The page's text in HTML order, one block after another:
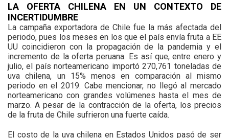
LA OFERTA CHILENA EN UN CONTEXTO DE
INCERTIDUMBRE
La campaña exportadora de Chile fue la más afectada del
periodo, pues los meses en los que el país envía fruta a EE
UU coincidieron con la propagación de la pandemia y el
incremento de la oferta peruana. Es así que, entre enero y
julio, el país norteamericano importó 270,761 toneladas de
uva chilena, un 15% menos en comparación al mismo
periodo en el 2019. Cabe mencionar, no llegó al mercado
norteamericano con grandes volúmenes hasta el mes de
marzo. A pesar de la contracción de la oferta, los precios
de la fruta de Chile sufrieron una fuerte caída.
El costo de la uva chilena en Estados Unidos pasó de ser